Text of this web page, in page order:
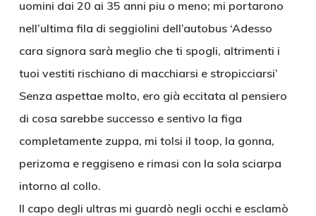
uomini dai 20 ai 35 anni piu o meno; mi portarono
nell’ultima fila di seggiolini dell’autobus ‘Adesso
cara signora sarà meglio che ti spogli, altrimenti i
tuoi vestiti rischiano di macchiarsi e stropicciarsi’
Senza aspettae molto, ero già eccitata al pensiero
di cosa sarebbe successo e sentivo la figa
completamente zuppa, mi tolsi il toop, la gonna,
perizoma e reggiseno e rimasi con la sola sciarpa
intorno al collo.
Il capo degli ultras mi guardò negli occhi e esclamò